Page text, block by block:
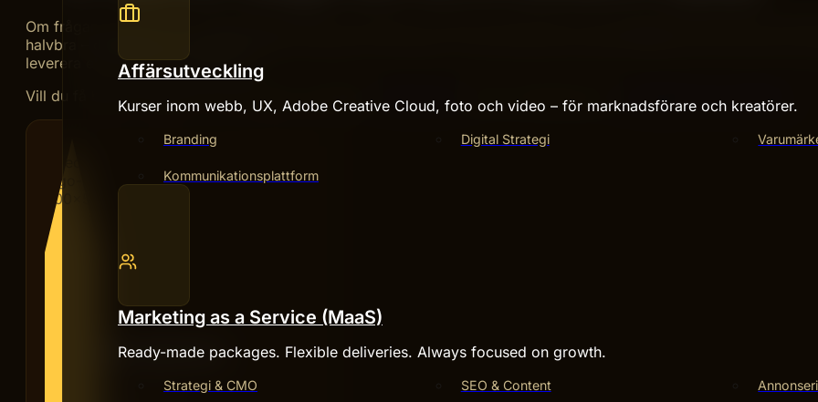
Affärsutveckling
Kurser inom webb, UX, Adobe Creative Cloud, foto och video – för marknadsförare och kreatörer.
Branding Digital Strategi
Kommunikationsplattform
Marketing as a Service (MaaS)
Ready-made packages. Flexible deliveries. Always focused on growth.
Strategi & CMO SEO & Content
Om frågan blockerar er framåtrörelse, kräver kompetens ni saknar internt eller är så strategiskt viktig att den inte
halvbra – då lönar det sig nästan alltid att hämta in en partner. Vi gör hellre färre saker tillsammans och gör dem
leverera ett spretigt smörgåsbord.
Vill du få bättre resultat av era annonser snabbare?
Paid social kräver rätt testprocess. Kontakta Hive Creatives
HIVE CREATIVES